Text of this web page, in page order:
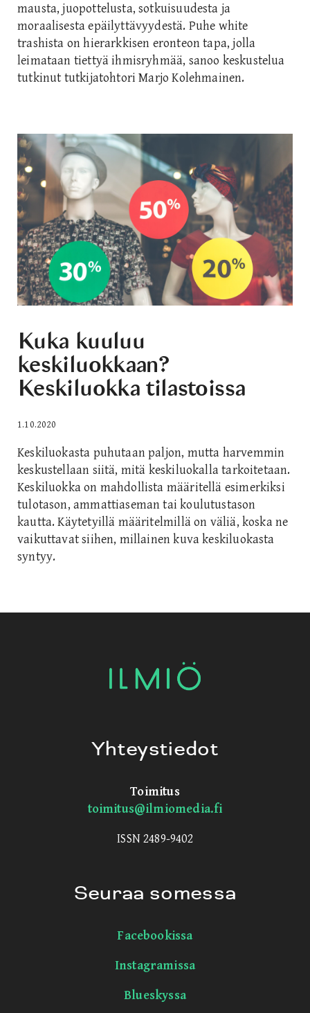
mausta, juopottelusta, sotkuisuudesta ja
moraalisesta epäilyttävyydestä. Puhe white
trashista on hierarkkisen eronteon tapa, jolla
leimataan tiettyä ihmisryhmää, sanoo keskustelua
tutkinut tutkijatohtori Marjo Kolehmainen.
Kuka kuuluu
keskiluokkaan?
Keskiluokka tilastoissa
1.10.2020
Keskiluokasta puhutaan paljon, mutta harvemmin
keskustellaan siitä, mitä keskiluokalla tarkoitetaan.
Keskiluokka on mahdollista määritellä esimerkiksi
tulotason, ammattiaseman tai koulutustason
kautta. Käytetyillä määritelmillä on väliä, koska ne
vaikuttavat siihen, millainen kuva keskiluokasta
syntyy.
Yhteystiedot
Toimitus
toimitus@ilmiomedia.fi
ISSN 2489-9402
Seuraa somessa
Facebookissa
Instagramissa
Blueskyssa